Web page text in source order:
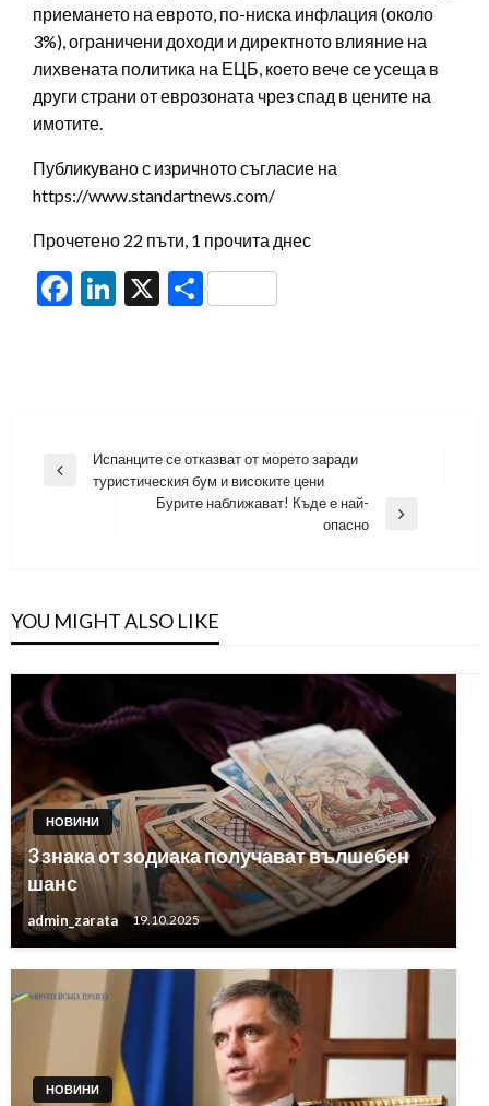
приемането на еврото, по-ниска инфлация (около
3%), ограничени доходи и директното влияние на
лихвената политика на ЕЦБ, което вече се усеща в
други страни от еврозоната чрез спад в цените на
имотите.
Публикувано с изричното съгласие на
https://www.standartnews.com/
Прочетено 22 пъти, 1 прочита днес
Facebook
LinkedIn
X Share
Навигация
Previous
Испанците се отказват от морето заради
туристическия бум и високите цени
Бурите наближават! Къде е най-
опасно
YOU MIGHT ALSO LIKE
НОВИНИ
3 знака от зодиака получават вълшебен
шанс
admin_zarata 19.10.2025
НОВИНИ